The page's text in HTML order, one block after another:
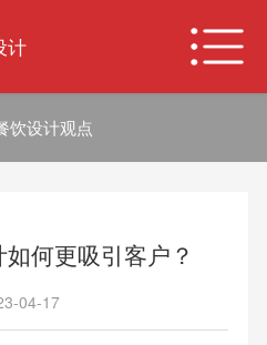
计
饮设计观点
何更吸引客户？
04-17